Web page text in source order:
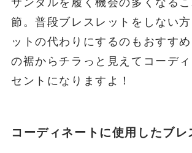
モデル:足首の長さ21㎝ ハワイ